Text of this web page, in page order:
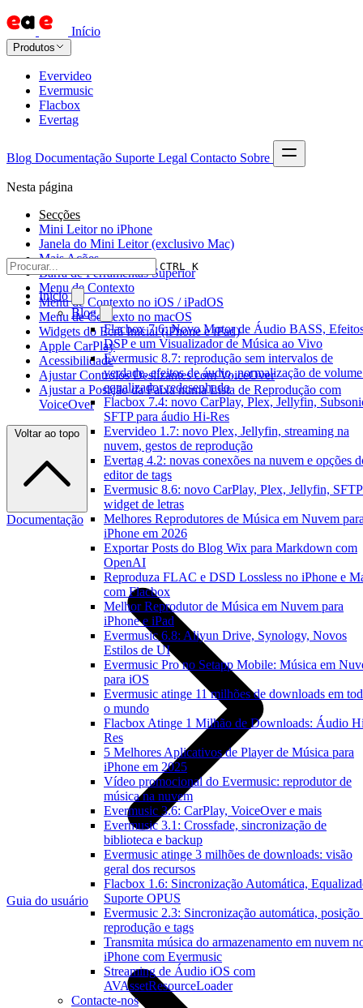
Início
Produtos
Evervideo
Evermusic
Flacbox
Evertag
Blog Documentação Suporte Legal Contacto Sobre
CTRL K
Início
Blog
Flacbox 7.6: Novo Motor de Áudio BASS,
DSP e um Visualizador de Música ao Vivo
Evermusic 8.7: reprodução sem intervalos de
verdade, efeitos de áudio, normalização de
equalizador redesenhado
Flacbox 7.4: novo CarPlay, Plex, Jellyfin,
SFTP para áudio Hi-Res
Evervideo 1.7: novo Plex, Jellyfin, streaming na
nuvem, gestos de reprodução
Evertag 4.2: novas conexões na nuvem e opções
editor de tags
Evermusic 8.6: novo CarPlay, Plex, Jellyfin,
widget de letras
Melhores Reprodutores de Música em Nuvem
iPhone em 2026
Exportar Posts do Blog Wix para Markdown com
OpenAI
Reproduza FLAC e DSD Lossless no iPhone e
com Flacbox
Melhor Reprodutor de Música em Nuvem para
iPhone e iPad
Evermusic 6.8: Aliyun Drive, Synology, Novos
Estilos de UI
Evermusic Pro no Setapp Mobile: Música em
para iOS
Evermusic atinge 11 milhões de downloads em
o mundo
Flacbox Atinge 1 Milhão de Downloads: Áudio
Res
5 Melhores Aplicativos de Player de Música para
iPhone em 2025
Vídeo promocional do Evermusic: reprodutor de
música na nuvem
Evermusic 3.6: CarPlay, VoiceOver e mais
Evermusic 3.1: Crossfade, sincronização de
biblioteca e backup
Evermusic atinge 3 milhões de downloads: visão
geral dos recursos
Flacbox 1.6: Sincronização Automática,
Suporte OPUS
Evermusic 2.3: Sincronização automática, posição
reprodução e tags
Transmita música do armazenamento em nuvem
iPhone com Evermusic
Streaming de Áudio iOS com
AVAssetResourceLoader
Contacte-nos
Nesta página
Secções
Mini Leitor no iPhone
Janela do Mini Leitor (exclusivo Mac)
Mais Ações
Barra de Ferramentas Superior
Menu de Contexto
Menu de Contexto no iOS / iPadOS
Menu de Contexto no macOS
Widgets do Ecrã Inicial (iPhone e iPad)
Apple CarPlay
Acessibilidade
Ajustar Controlos Deslizantes com VoiceOver
Ajustar a Posição da Faixa numa Lista de Reprodução com
VoiceOver
Voltar ao topo
Documentação
Guia do usuário